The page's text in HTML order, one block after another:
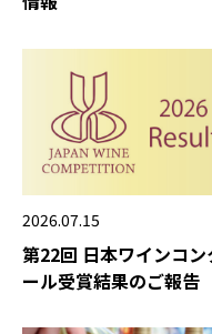
2026.07.15
第22回 日本ワインコン
ール受賞結果のご報告